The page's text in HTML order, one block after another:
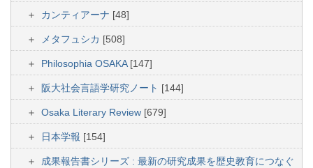
カンティアーナ [48]
メタフュシカ [508]
Philosophia OSAKA [147]
阪大社会言語学研究ノート [144]
Osaka Literary Review [679]
日本学報 [154]
成果報告書シリーズ : 最新の研究成果を歴史教育につなぐ